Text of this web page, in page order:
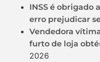
INSS é obrigado
erro prejudicar
Vendedora
furto de loja
2026